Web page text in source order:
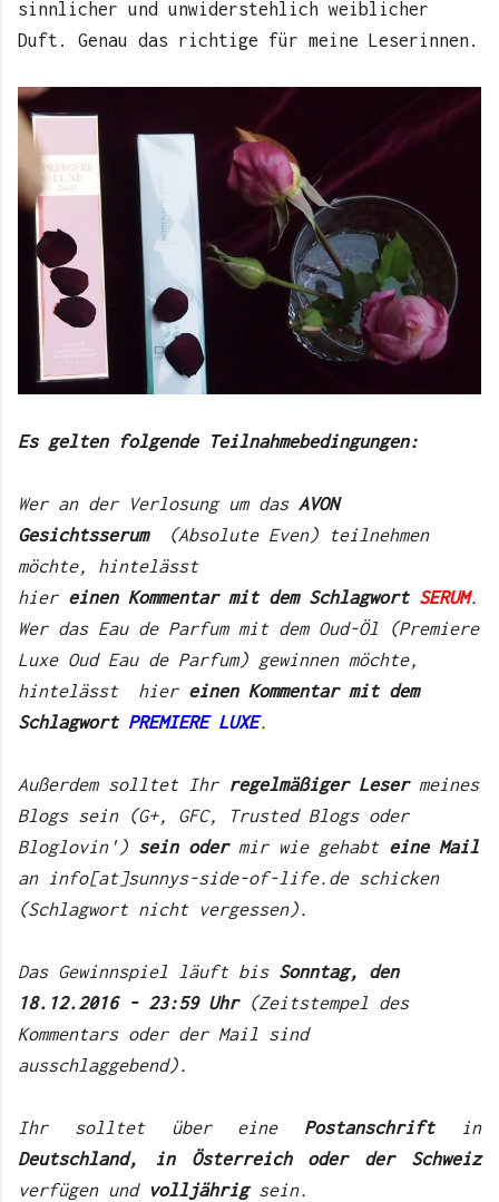
sinnlicher und unwiderstehlich weiblicher
Duft. Genau das richtige für meine Leserinnen.
Es gelten folgende Teilnahmebedingungen:
Wer an der Verlosung um dasAVON
Gesichtsserum
(Absolute Even) teilnehmen
möchte, hintelässt
hier einen Kommentar mit dem Schlagwort SERUM.
Wer das Eau de Parfum mit dem Oud-Öl (Premiere
Luxe Oud Eau de Parfum) gewinnen möchte,
hintelässt hier einen Kommentar mit dem
Schlagwort PREMIERE LUXE.
Außerdem solltet Ihr regelmäßiger Lesermeines
Blogs sein (G+, GFC, Trusted Blogs oder
Bloglovin') sein odermir wie gehabt eine Mail
an info[at]sunnys-side-of-life.de schicken
(Schlagwort nicht vergessen).
Das Gewinnspiel läuft bis Sonntag, den
18.12.2016 - 23:59 Uhr(Zeitstempel des
Kommentars oder der Mail sind
ausschlaggebend).
Ihr solltet über eine Postanschriftin
Deutschland, in Österreich oder der Schweiz
verfügen und volljährig sein.